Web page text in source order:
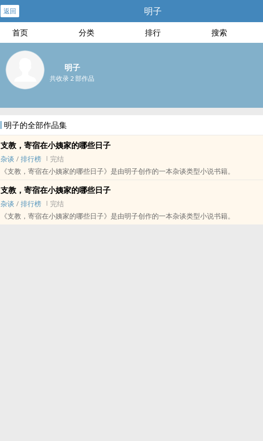
返回 明子
首页 分类 排行 搜索
明子
共收录 2 部作品
明子的全部作品集
支教，寄宿在小姨家的哪些日子
杂谈 / 排行榜
完结
《支教，寄宿在小姨家的哪些日子》是由明子创作的一本杂谈类型小说书籍。
支教，寄宿在小姨家的哪些日子
杂谈 / 排行榜
完结
《支教，寄宿在小姨家的哪些日子》是由明子创作的一本杂谈类型小说书籍。